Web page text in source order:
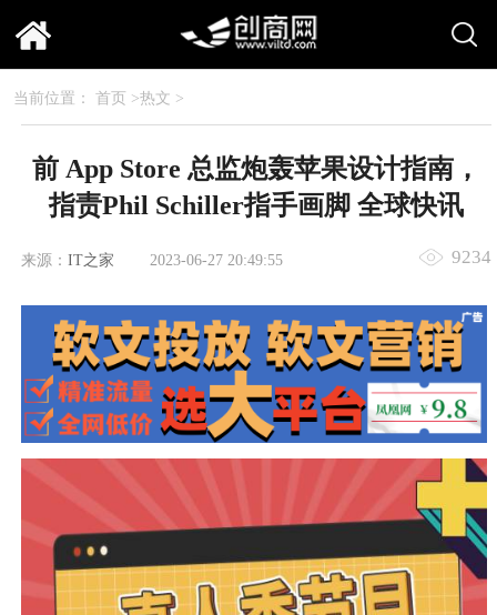
当前位置： 首页 >热文 >
前 App Store 总监炮轰苹果设计指南，
指责Phil Schiller指手画脚 全球快讯
来源： IT之家 2023-06-27 20:49:55 9234